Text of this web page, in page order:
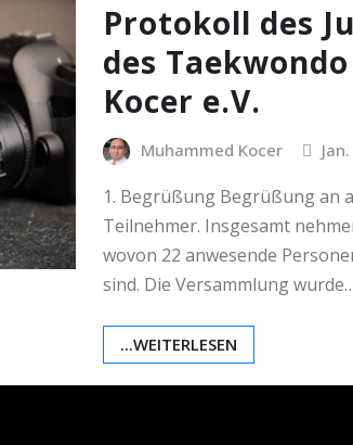
Protokoll des
des
Kocer e.V.
Muhammed Kocer
1. Begrüßung Begrüßung an
Teilnehmer. Insgesamt
wovon 22 anwesende
sind. Die Versammlung
...WEITERLESEN